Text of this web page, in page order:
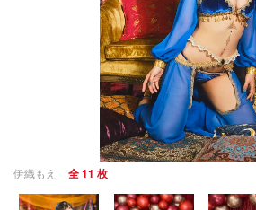
伊織もえ 全 11 枚